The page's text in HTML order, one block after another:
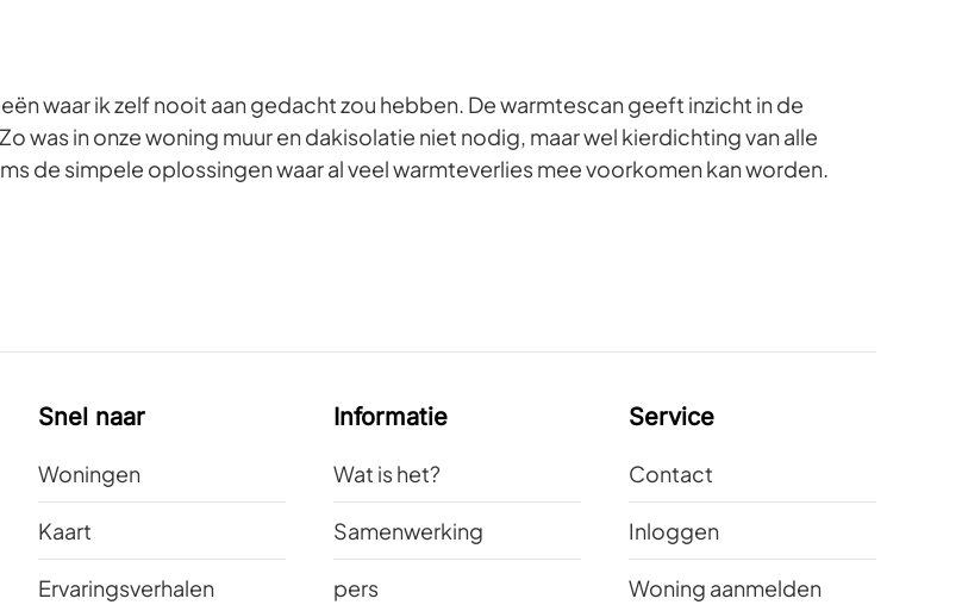
waar ik zelf nooit aan gedacht zou hebben. De warmtescan geeft inzicht in de
was in onze woning muur en dakisolatie niet nodig, maar wel kierdichting van alle
de simpele oplossingen waar al veel warmteverlies mee voorkomen kan worden.
Snel naar
Woningen
Kaart
Ervaringsverhalen
Informatie
Wat is het?
Samenwerking
pers
Service
Contact
Inloggen
Woning aanmelden